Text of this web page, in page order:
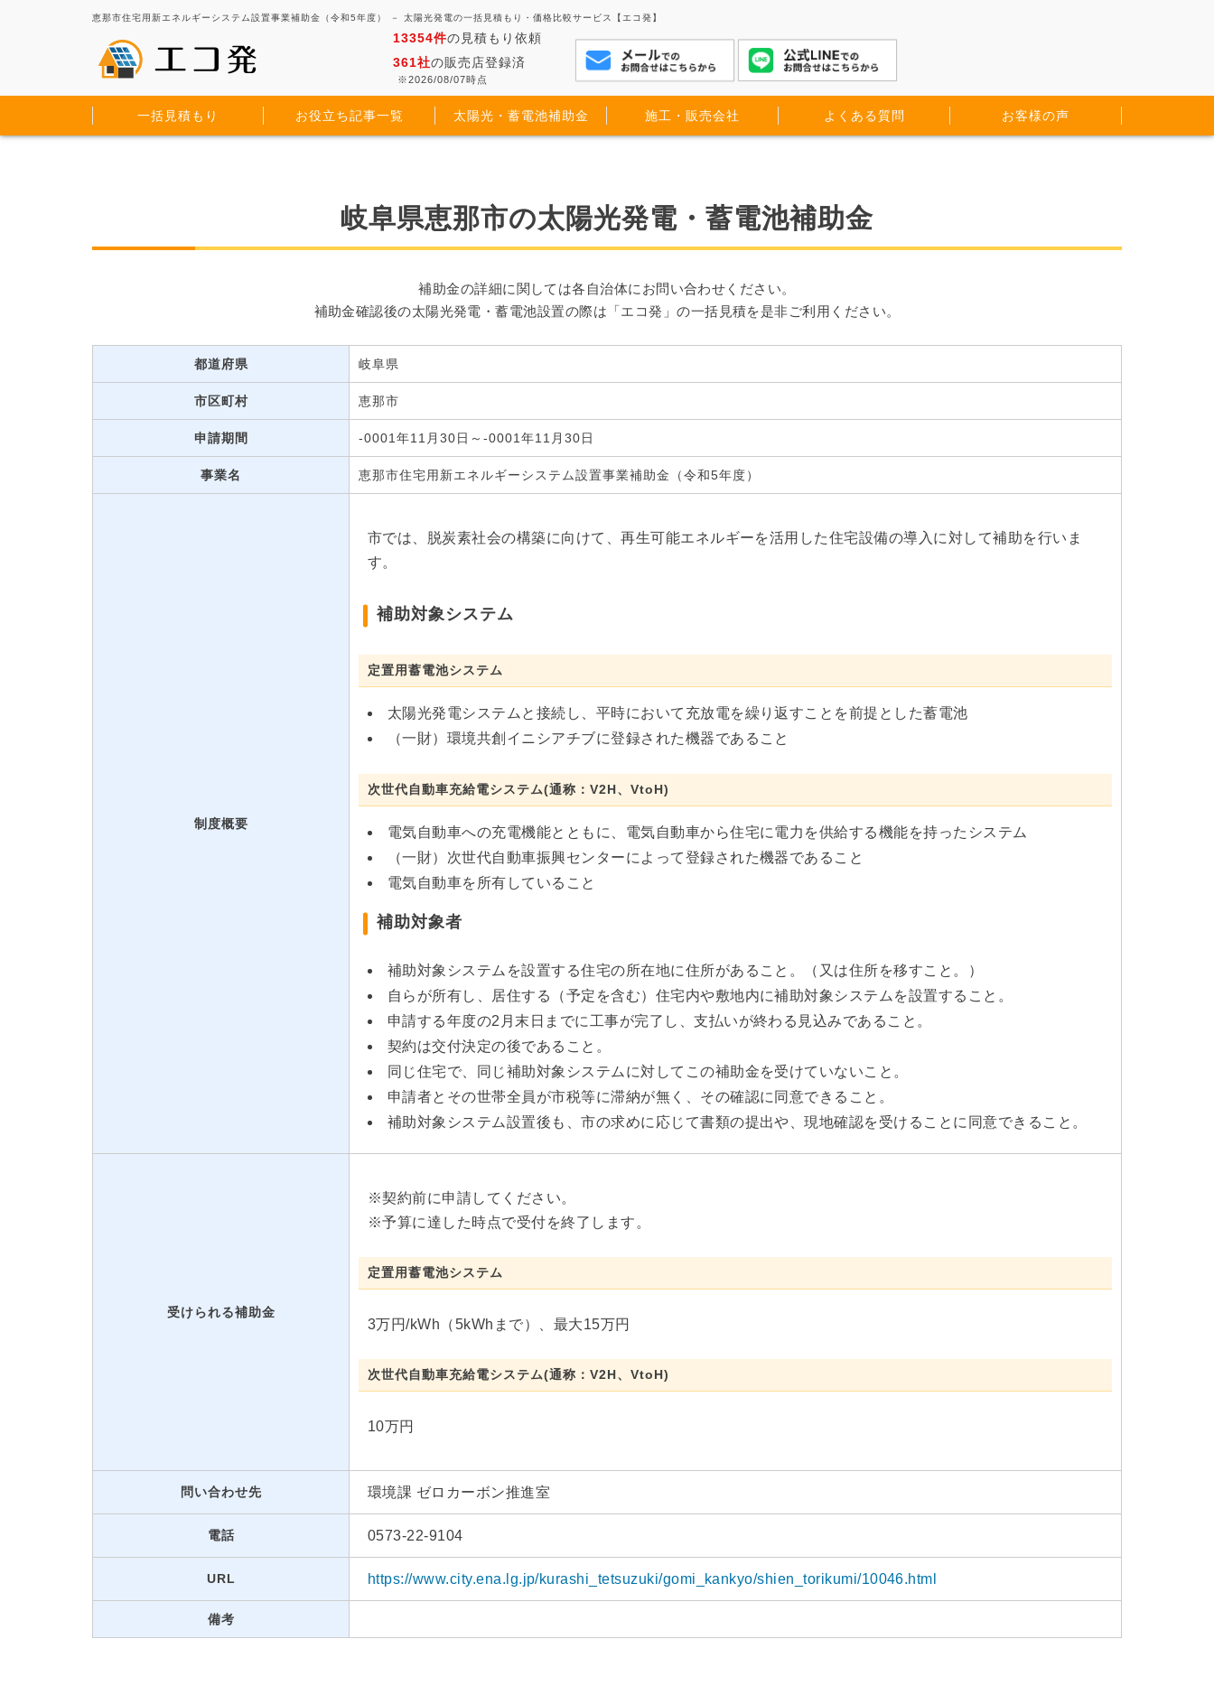
恵那市住宅用新エネルギーシステム設置事業補助金（令和5年度） － 太陽光発電の一括見積もり・価格比較サービス【エコ発】
13354件の見積もり依頼
361社の販売店登録済
※2026/08/07時点
一括見積もり お役立ち記事一覧 太陽光・蓄電池補助金 施工・販売会社 よくある質問 お客様の声
岐阜県恵那市の太陽光発電・蓄電池補助金
補助金の詳細に関しては各自治体にお問い合わせください。
補助金確認後の太陽光発電・蓄電池設置の際は「エコ発」の一括見積を是非ご利用ください。
都道府県 岐阜県
市区町村 恵那市
申請期間 -0001年11月30日～-0001年11月30日
事業名 恵那市住宅用新エネルギーシステム設置事業補助金（令和5年度）
制度概要
市では、脱炭素社会の構築に向けて、再生可能エネルギーを活用した住宅設備の導入に対して補助を行いま
す。
補助対象システム
定置用蓄電池システム
太陽光発電システムと接続し、平時において充放電を繰り返すことを前提とした蓄電池
（一財）環境共創イニシアチブに登録された機器であること
次世代自動車充給電システム(通称：V2H、VtoH)
電気自動車への充電機能とともに、電気自動車から住宅に電力を供給する機能を持ったシステム
（一財）次世代自動車振興センターによって登録された機器であること
電気自動車を所有していること
補助対象者
補助対象システムを設置する住宅の所在地に住所があること。（又は住所を移すこと。）
自らが所有し、居住する（予定を含む）住宅内や敷地内に補助対象システムを設置すること。
申請する年度の2月末日までに工事が完了し、支払いが終わる見込みであること。
契約は交付決定の後であること。
同じ住宅で、同じ補助対象システムに対してこの補助金を受けていないこと。
申請者とその世帯全員が市税等に滞納が無く、その確認に同意できること。
補助対象システム設置後も、市の求めに応じて書類の提出や、現地確認を受けることに同意できること。
受けられる補助金
※契約前に申請してください。
※予算に達した時点で受付を終了します。
定置用蓄電池システム
3万円/kWh（5kWhまで）、最大15万円
次世代自動車充給電システム(通称：V2H、VtoH)
10万円
問い合わせ先 環境課 ゼロカーボン推進室
電話 0573-22-9104
URL https://www.city.ena.lg.jp/kurashi_tetsuzuki/gomi_kankyo/shien_torikumi/10046.html
備考